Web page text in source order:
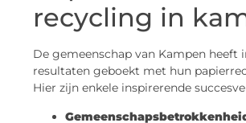
recycling in
De gemeenschap van Kampen heeft
resultaten geboekt met hun
Hier zijn enkele inspirerende